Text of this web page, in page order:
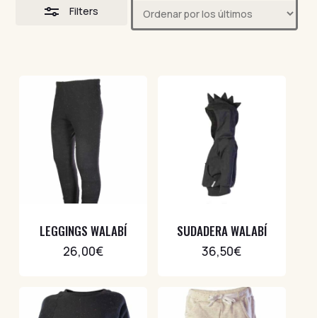
Filters
LEGGINGS WALABÍ
26,00€
SUDADERA WALABÍ
36,50€